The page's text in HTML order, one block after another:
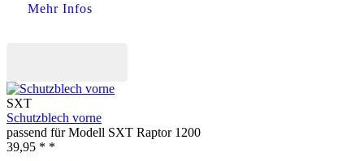
Mehr Infos
SXT
Schutzblech vorne
passend für Modell SXT Raptor 1200
39,95 * *